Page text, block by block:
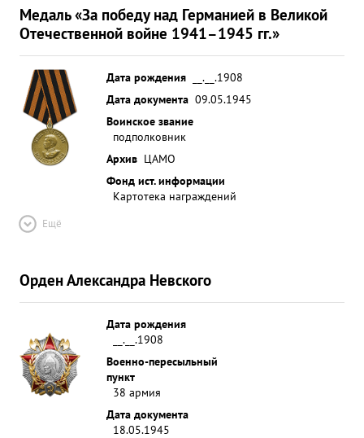
Медаль «За победу над Германией в Великой
Отечественной войне 1941–1945 гг.»
Дата рождения
__.__.1908
Дата документа 09.05.1945
Воинское звание
подполковник
Архив ЦАМО
Фонд ист. информации
Картотека награждений
Ещё
Орден Александра Невского
Дата рождения
__.__.1908
Военно-пересыльный
пункт
38 армия
Дата документа
18.05.1945